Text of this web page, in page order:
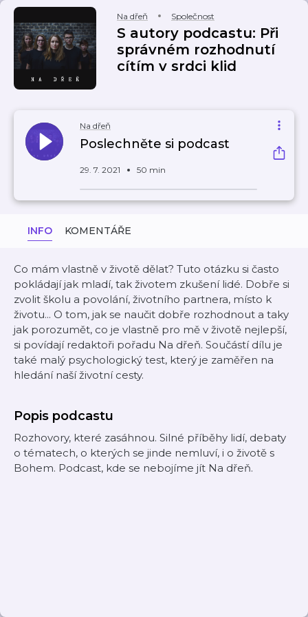
Na dřeň Společnost
S autory podcastu: Při
správném rozhodnutí
cítím v srdci klid
Na dřeň
Poslechněte si podcast
29. 7. 2021 50 min
INFO KOMENTÁŘE
Co mám vlastně v životě dělat? Tuto otázku si často
pokládají jak mladí, tak životem zkušení lidé. Dobře si
zvolit školu a povolání, životního partnera, místo k
životu... O tom, jak se naučit dobře rozhodnout a taky
jak porozumět, co je vlastně pro mě v životě nejlepší,
si povídají redaktoři pořadu Na dřeň. Součástí dílu je
také malý psychologický test, který je zaměřen na
hledání naší životní cesty.
Popis podcastu
Rozhovory, které zasáhnou. Silné příběhy lidí, debaty
o tématech, o kterých se jinde nemluví, i o životě s
Bohem. Podcast, kde se nebojíme jít Na dřeň.